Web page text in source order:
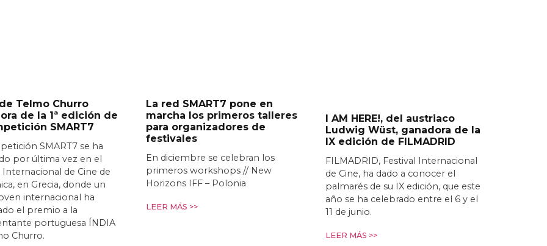
Telmo Churro
de la 1ª edición de
SMART7
SMART7 se ha
por última vez en el
Internacional de Cine de
en Grecia, donde un
internacional ha
el premio a la
portuguesa ÍNDIA
Churro.
La red SMART7 pone en
marcha los primeros talleres
para organizadores de
festivales
En diciembre se celebran los
primeros workshops // New
Horizons IFF – Polonia
LEER MÁS >>
I AM HERE!, del austriaco
Ludwig Wüst, ganadora de la
IX edición de FILMADRID
FILMADRID, Festival Internacional
de Cine, ha dado a conocer el
palmarés de su IX edición, que este
año se ha celebrado entre el 6 y el
11 de junio.
LEER MÁS >>